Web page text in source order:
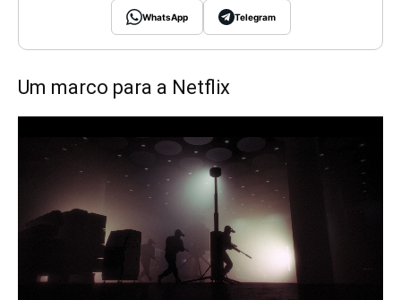
WhatsApp Telegram
Um marco para a Netflix